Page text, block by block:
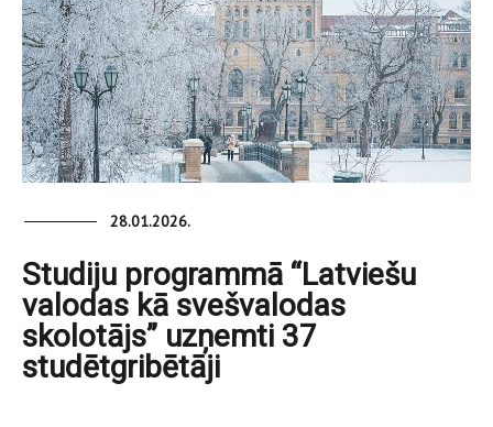
28.01.2026.
Studiju programmā “Latviešu
valodas kā svešvalodas
skolotājs” uzņemti 37
studētgribētāji